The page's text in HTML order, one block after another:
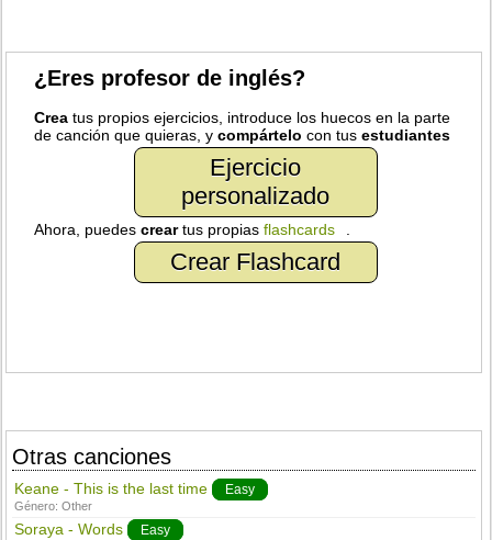
¿Eres profesor de inglés?
Crea tus propios ejercicios, introduce los huecos en la parte
de canción que quieras, ycompártelo con tusestudiantes
Ejercicio
personalizado
Ahora, puedescreartus propiasflashcards
Crear Flashcard
Otras canciones
Keane - This is the last time Easy
Género:Other
Soraya - Words Easy